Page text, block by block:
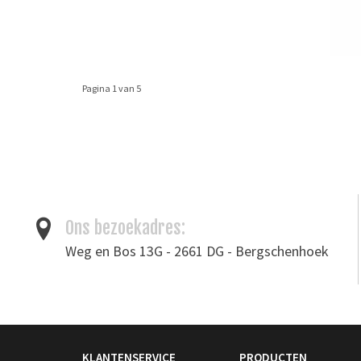
Pagina 1 van 5
Ons bezoekadres:
Weg en Bos 13G - 2661 DG - Bergschenhoek
KLANTENSERVICE PRODUCTEN